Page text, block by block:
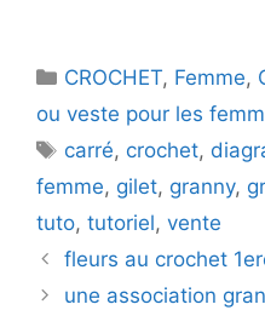
Catégories
CROCHET, Femme,
ou veste pour les
Étiquettes
carré, crochet,
femme, gilet, granny,
tuto, tutoriel, vente
fleurs au crochet
une association